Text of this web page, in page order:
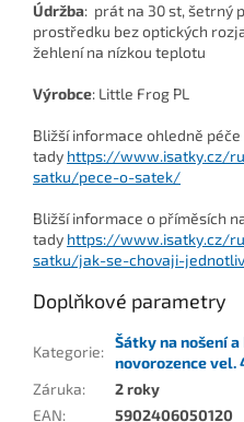
Údržba: prát na 30 st, šetrný
prostředku bez optických
žehlení na nízkou teplotu
Výrobce: Little Frog PL
Bližší informace ohledně
tady https://www.isatky.cz/
satku/pece-o-satek/
Bližší informace o příměsích
tady https://www.isatky.cz/
satku/jak-se-chovaji-
Doplňkové parametry
Kategorie:
Šátky na nošení a
novorozence vel.
Záruka:
2 roky
EAN:
5902406050120